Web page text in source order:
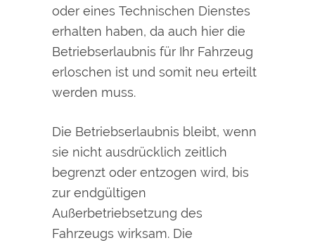
oder eines Technischen Dienstes
erhalten haben, da auch hier die
Betriebserlaubnis für Ihr Fahrzeug
erloschen ist und somit neu erteilt
werden muss.
Die Betriebserlaubnis bleibt, wenn
sie nicht ausdrücklich zeitlich
begrenzt oder entzogen wird, bis
zur endgültigen
Außerbetriebsetzung des
Fahrzeugs wirksam. Die